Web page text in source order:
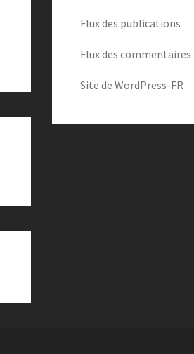
Flux des publications
Flux des commentaires
Site de WordPress-FR